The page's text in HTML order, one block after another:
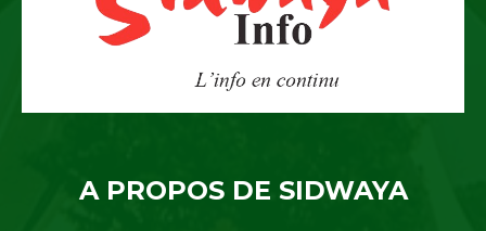
A PROPOS DE SIDWAYA